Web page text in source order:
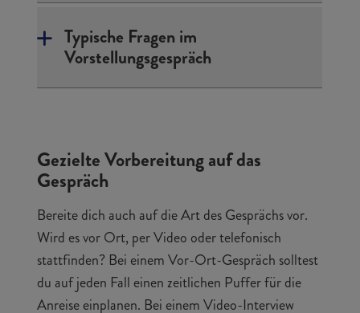
Typische Fragen im
Vorstellungsgespräch
Gezielte Vorbereitung auf das
Gespräch
Bereite dich auch auf die Art des Gesprächs vor.
Wird es vor Ort, per Video oder telefonisch
stattfinden? Bei einem Vor-Ort-Gespräch solltest
du auf jeden Fall einen zeitlichen Puffer für die
Anreise einplanen. Bei einem Video-Interview